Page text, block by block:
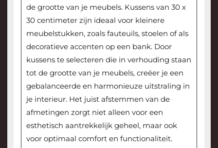
de grootte van je meubels. Kussens van 30 x
30 centimeter zijn ideaal voor kleinere
meubelstukken, zoals fauteuils, stoelen of als
decoratieve accenten op een bank. Door
kussens te selecteren die in verhouding staan
tot de grootte van je meubels, creëer je een
gebalanceerde en harmonieuze uitstraling in
je interieur. Het juist afstemmen van de
afmetingen zorgt niet alleen voor een
esthetisch aantrekkelijk geheel, maar ook
voor optimaal comfort en functionaliteit.